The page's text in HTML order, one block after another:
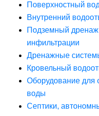
Поверхностный
Внутренний
Подземный
инфильтрации
Дренажные
Кровельный
Оборудование для
воды
Септики,